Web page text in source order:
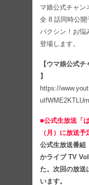
マ娘公式チャン
全 8 話同時公
バクシン！お悩
登場します。
【ウマ娘公式
】
https://
■公式生放送「
（月）に放送予
公式生放送番組
かライブ TV
た。次回の放送
います。